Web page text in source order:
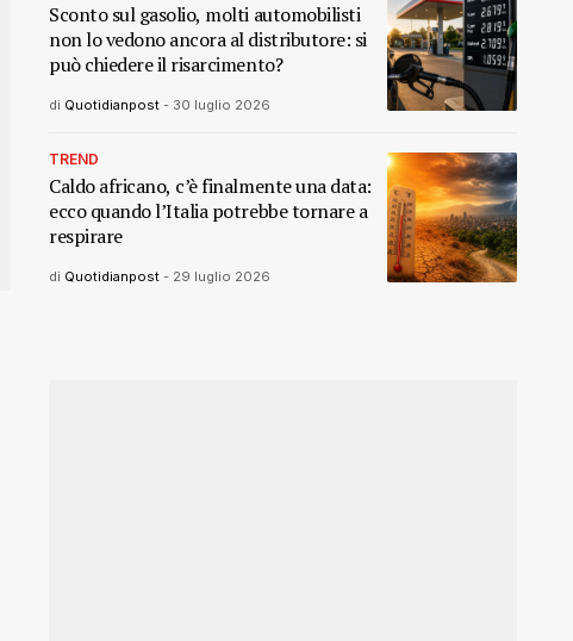
Sconto sul gasolio, molti automobilisti
non lo vedono ancora al distributore: si
può chiedere il risarcimento?
di Quotidianpost - 30 luglio 2026
TREND
Caldo africano, c’è finalmente una data:
ecco quando l’Italia potrebbe tornare a
respirare
di Quotidianpost - 29 luglio 2026